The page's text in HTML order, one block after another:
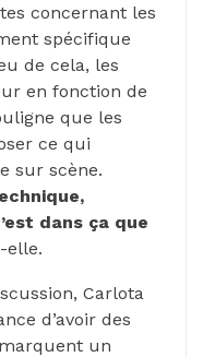
concernant les
spécifique
de cela, les
en fonction de
que les
ce qui
sur scène.
dans ça que
elle.
Carlota
d’avoir des
un